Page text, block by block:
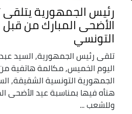
رئيس الجمهورية
الأضحى المبارك من
التونسي
تلقى رئيس الجمهورية, السيد
اليوم الخميس, مكالمة هاتفية
الجمهورية التونسية الشقيقة,
هنأه فيها بمناسبة عيد الأضحى
وللشعب ...